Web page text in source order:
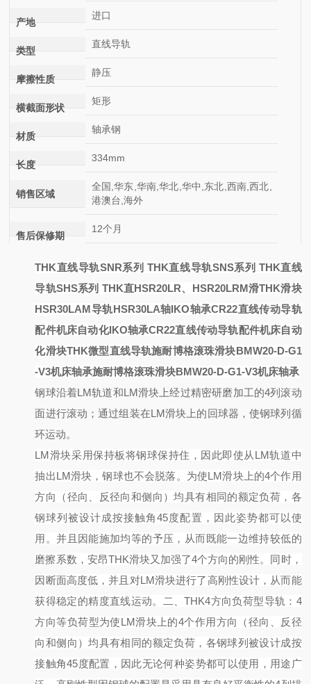
产地
进口
类型
直线导轨
摩擦性质
静压
横截面形状
矩形
材质
轴承钢
长度
334mm
销售区域
全国,华东,华南,华北,华中,东北,西南,西北,
港澳台,海外
售后保修期
12个月
THK直线导轨SNR系列 THK直线导轨SNS系列 THK直线
导轨SHS系列 THK直HSR20LR、HSR20LRM滑THK滑块
HSR30LAM导轨HSR30LA轴IKO轴承CR22直线传动导轨
配件机床自动化IKO轴承CR22直线传动导轨配件机床自动
化滑块THK微型直线导轨施耐博格滚珠滑块BMW20-D-G1
-V3机床轴承施耐博格滚珠滑块BMW20-D-G1-V3机床轴承
钢球沿着LM轨道和LM滑块上经过精密研磨加工的4列滚动
面进行滚动；通过组装在LM滑块上的回球器，使钢球列循
环运动。
LM滑块采用保持板将钢球保持住，因此即使从LM轨道中
抽出LM滑块，钢球也不会脱落。 为使LM滑块上的4个作用
方向（径向、反径向和侧向）均具有相同的额定负荷，各
钢球列被设计成按接触角45度配置，因此姿势都可以使
用。并且因能施加均等的予压，从而既能一边维持较低的
磨擦系数，安昂THK滑块又加强了4个方向的刚性。同时，
因断面高度低，并且对LM滑块进行了高刚性设计，从而能
获得稳定的精度直线运动。
二、THK4方向负荷型导轨： 4
方向等负荷型为使LM滑块上的4个作用方向（径向、反径
向和侧向）均具有相同的额定负荷，各钢球列被设计成按
接触角45度配置，因此无论何种姿势都可以使用，用途广